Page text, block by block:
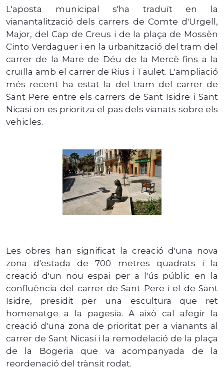
L'aposta municipal s'ha traduït en la
vianantalització dels carrers de Comte d'Urgell,
Major, del Cap de Creus i de la plaça de Mossèn
Cinto Verdaguer i en la urbanització del tram del
carrer de la Mare de Déu de la Mercè fins a la
cruïlla amb el carrer de Rius i Taulet. L'ampliació
més recent ha estat la del tram del carrer de
Sant Pere entre els carrers de Sant Isidre i Sant
Nicasi on es prioritza el pas dels vianats sobre els
vehicles.
Les obres han significat la creació d'una nova
zona d'estada de 700 metres quadrats i la
creació d'un nou espai per a l'ús públic en la
confluència del carrer de Sant Pere i el de Sant
Isidre, presidit per una escultura que ret
homenatge a la pagesia. A això cal afegir la
creació d'una zona de prioritat per a vianants al
carrer de Sant Nicasi i la remodelació de la plaça
de la Bogeria que va acompanyada de la
reordenació del trànsit rodat.